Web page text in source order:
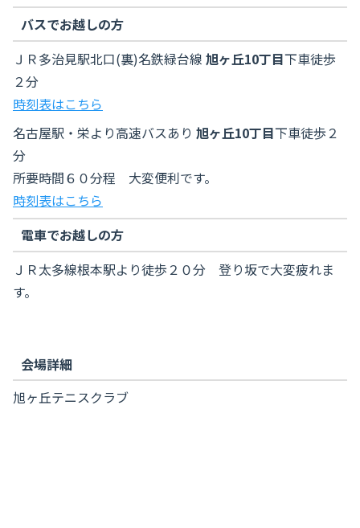
バスでお越しの方
ＪＲ多治見駅北口(裏)名鉄緑台線 旭ヶ丘10丁目下車徒歩
２分
時刻表はこちら
名古屋駅・栄より高速バスあり 旭ヶ丘10丁目下車徒歩２
分
所要時間６０分程 大変便利です。
時刻表はこちら
電車でお越しの方
ＪＲ太多線根本駅より徒歩２０分 登り坂で大変疲れま
す。
会場詳細
旭ヶ丘テニスクラブ